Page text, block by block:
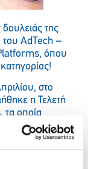
της
του AdTech –
όπου
στο
η Τελετή
οποία
από την
τις
και να